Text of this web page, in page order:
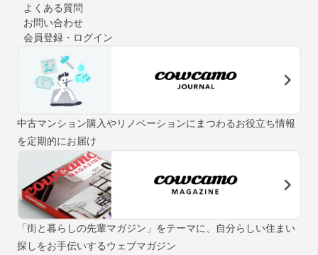
よくある質問
お問い合わせ
会員登録・ログイン
中古マンション購入やリノベーションにまつわるお役立ち情報
を定期的にお届け
「街と暮らしの先輩マガジン」をテーマに、自分らしい住まい
探しをお手伝いするウェブマガジン